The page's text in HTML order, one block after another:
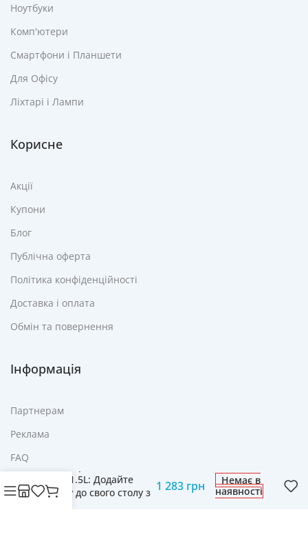
Ноутбуки
Комп'ютери
Смартфони і Планшети
Для Офісу
Ліхтарі і Лампи
Корисне
Акції
Купони
Блог
Публічна оферта
Політика конфіденційності
Доставка і оплата
Обмін та повернення
Інформація
Партнерам
Реклама
FAQ
6406 1.5L: Додайте
смаку до свого столу з 1 283 грн
Немає в
наявності